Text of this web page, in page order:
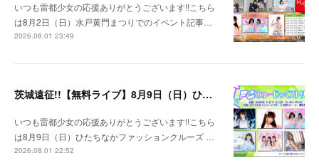
いつも雷都少女の応援ありがとうございます!!こちら
は8月2日（日）水戸黄門まつりでのイベント記事…
2026.08.01 23:49
茨城遠征!!【無料ライブ】8月9日（日）ひたちなかファッションクルーズ 野外ステージ
いつも雷都少女の応援ありがとうございます!!こちら
は8月9日（日）ひたちなかファッションクルーズ …
2026.08.01 22:52